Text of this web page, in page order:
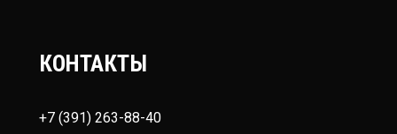
КОНТАКТЫ
+7 (391) 263-88-40